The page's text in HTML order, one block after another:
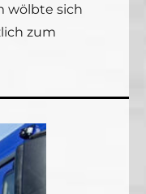
wölbte sich
zum